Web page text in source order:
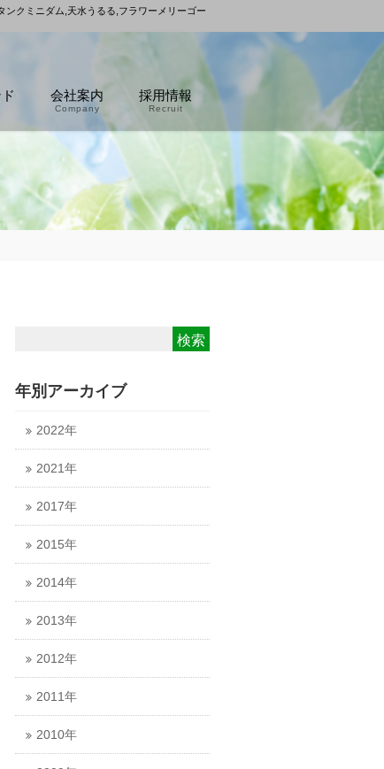
クミニダム,天水うるる,フラワーメリーゴー
会社案内
Company
採用情報
Recruit
年別アーカイブ
2022年
2021年
2017年
2015年
2014年
2013年
2012年
2011年
2010年